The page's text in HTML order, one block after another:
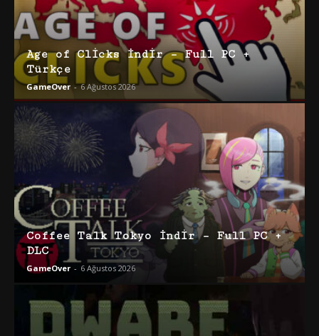
Age of Clicks İndir – Full PC +
Türkçe
GameOver - 6 Ağustos 2026
Coffee Talk Tokyo İndir – Full PC +
DLC
GameOver - 6 Ağustos 2026